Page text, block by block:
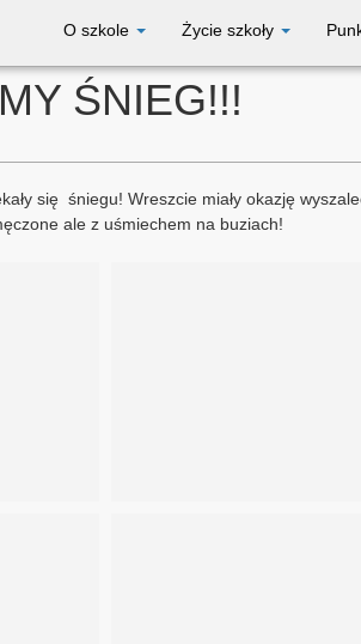
O szkole Życie szkoły
ŚNIEG!!!
się śniegu! Wreszcie miały okazję
ale z uśmiechem na buziach!